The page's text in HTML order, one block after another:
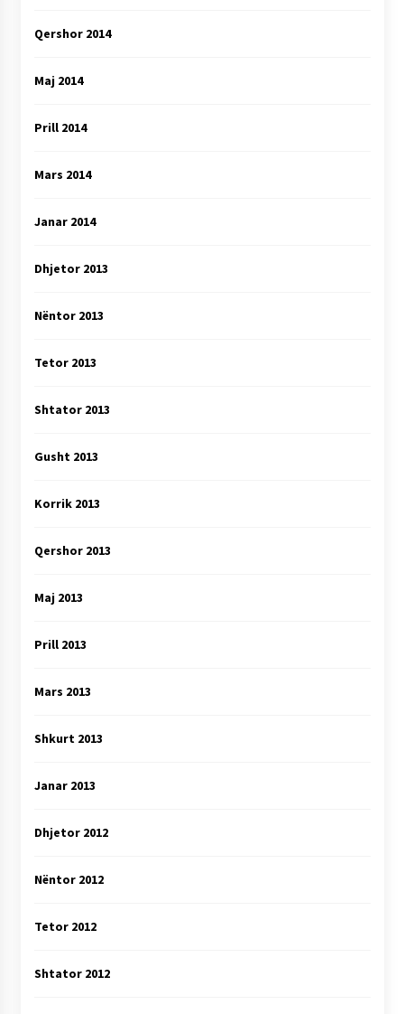
Qershor 2014
Maj 2014
Prill 2014
Mars 2014
Janar 2014
Dhjetor 2013
Nëntor 2013
Tetor 2013
Shtator 2013
Gusht 2013
Korrik 2013
Qershor 2013
Maj 2013
Prill 2013
Mars 2013
Shkurt 2013
Janar 2013
Dhjetor 2012
Nëntor 2012
Tetor 2012
Shtator 2012